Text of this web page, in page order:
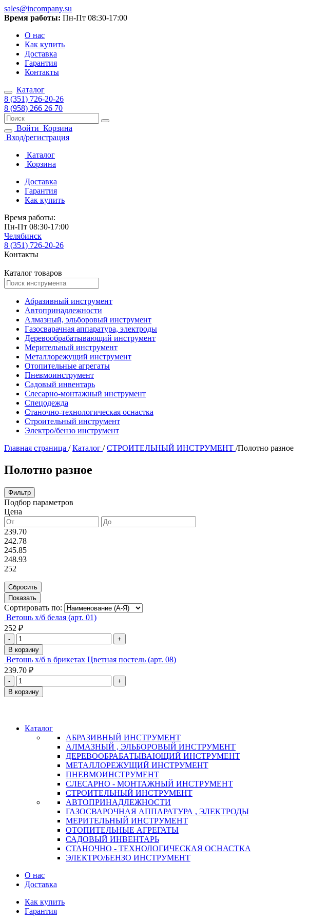
sales@incompany.su
Время работы: Пн-Пт 08:30-17:00
О нас
Как купить
Доставка
Гарантия
Контакты
Каталог
8 (351) 726-20-26
8 (958) 266 26 70
Войти Корзина
Вход/регистрация
Каталог
Корзина
Доставка
Гарантия
Как купить
Время работы:
Пн-Пт 08:30-17:00
Челябинск
8 (351) 726-20-26
Контакты
Каталог товаров
Абразивный инструмент
Автопринадлежности
Алмазный, эльборовый инструмент
Газосварачная аппаратура, электроды
Деревообрабатывающий инструмент
Мерительный инструмент
Металлорежущий инструмент
Отопительные агрегаты
Пневмоинструмент
Садовый инвентарь
Слесарно-монтажный инструмент
Спецодежда
Станочно-технологическая оснастка
Строительный инструмент
Электро/бензо инструмент
Главная страница / Каталог / СТРОИТЕЛЬНЫЙ ИНСТРУМЕНТ /Полотно разное
Полотно разное
Фильтр
Подбор параметров
Цена
239.70
242.78
245.85
248.93
252
Сортировать по:
Ветошь х/б белая (арт. 01)
252 ₽
-
+
В корзину
Ветошь х/б в брикетах Цветная постель (арт. 08)
239.70 ₽
-
+
В корзину
Каталог
АБРАЗИВНЫЙ ИНСТРУМЕНТ
АЛМАЗНЫЙ , ЭЛЬБОРОВЫЙ ИНСТРУМЕНТ
ДЕРЕВООБРАБАТЫВАЮЩИЙ ИНСТРУМЕНТ
МЕТАЛЛОРЕЖУЩИЙ ИНСТРУМЕНТ
ПНЕВМОИНСТРУМЕНТ
СЛЕСАРНО - МОНТАЖНЫЙ ИНСТРУМЕНТ
СТРОИТЕЛЬНЫЙ ИНСТРУМЕНТ
АВТОПРИНАДЛЕЖНОСТИ
ГАЗОСВАРОЧНАЯ АППАРАТУРА , ЭЛЕКТРОДЫ
МЕРИТЕЛЬНЫЙ ИНСТРУМЕНТ
ОТОПИТЕЛЬНЫЕ АГРЕГАТЫ
САДОВЫЙ ИНВЕНТАРЬ
СТАНОЧНО - ТЕХНОЛОГИЧЕСКАЯ ОСНАСТКА
ЭЛЕКТРО/БЕНЗО ИНСТРУМЕНТ
О нас
Доставка
Как купить
Гарантия